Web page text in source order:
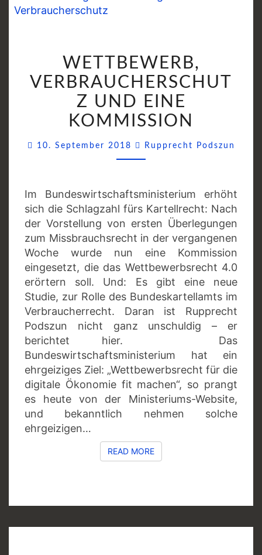
UND
EINE
KOMMISSION
WETTBEWERB,
VERBRAUCHERSCHUT
Z UND EINE
KOMMISSION
10. September 2018 Rupprecht Podszun
Im Bundeswirtschaftsministerium erhöht
sich die Schlagzahl fürs Kartellrecht: Nach
der Vorstellung von ersten Überlegungen
zum Missbrauchsrecht in der vergangenen
Woche wurde nun eine Kommission
eingesetzt, die das Wettbewerbsrecht 4.0
erörtern soll. Und: Es gibt eine neue
Studie, zur Rolle des Bundeskartellamts im
Verbraucherrecht. Daran ist Rupprecht
Podszun nicht ganz unschuldig – er
berichtet hier. Das
Bundeswirtschaftsministerium hat ein
ehrgeiziges Ziel: „Wettbewerbsrecht für die
digitale Ökonomie fit machen“, so prangt
es heute von der Ministeriums-Website,
und bekanntlich nehmen solche
ehrgeizigen…
READ MOREREAD MORE